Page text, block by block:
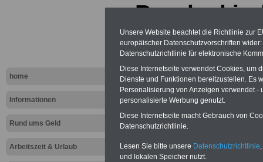
home
Informationen
Rund ums Geld
Arbeitszeit & Urlaub
(BKGG): §
>>>zur Bestellung des eBooks für
(inkl. Versand und MwSt.)
Unsere Website beachtet die Richtlinie zur
europäischer Datenschutzvorschriften
Datenschutzrichtlinie für elektronische
Diese Internetseite verwendet Cookies, um
Dienste und Funktionen bereitzustellen. Es
Personalisierung von Anzeigen verwendet
personalisierte Werbung genutzt.
Diese Internetseite macht Gebrauch von
Datenschutzrichtlinie.
Lesen Sie bitte unsere Datenschutzrichtlinie
und lokalen Speicher nutzt.